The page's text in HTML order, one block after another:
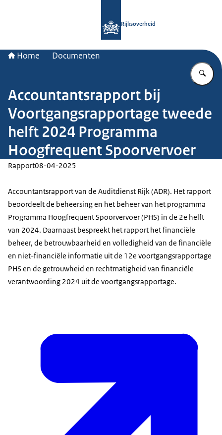
Rijksoverheid
Home Documenten
Accountantsrapport bij
Voortgangsrapportage tweede
helft 2024 Programma
Hoogfrequent Spoorvervoer
Rapport08-04-2025
Accountantsrapport van de Auditdienst Rijk (ADR). Het rapport
beoordeelt de beheersing en het beheer van het programma
Programma Hoogfrequent Spoorvervoer (PHS) in de 2e helft
van 2024. Daarnaast bespreekt het rapport het financiële
beheer, de betrouwbaarheid en volledigheid van de financiële
en niet-financiële informatie uit de 12e voortgangsrapportage
PHS en de getrouwheid en rechtmatigheid van financiële
verantwoording 2024 uit de voortgangsrapportage.